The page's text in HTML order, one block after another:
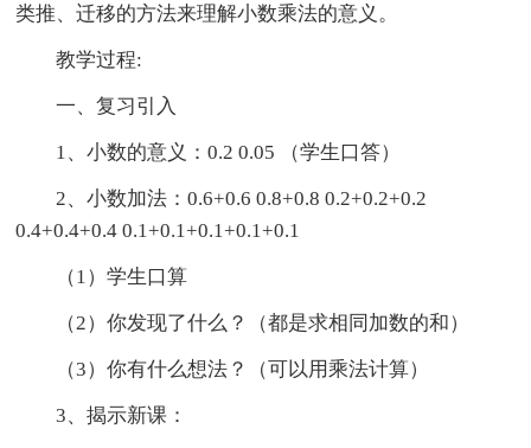
类推、迁移的方法来理解小数乘法的意义。
教学过程:
一、复习引入
1、小数的意义：0.2 0.05 （学生口答）
2、小数加法：0.6+0.6 0.8+0.8 0.2+0.2+0.2
0.4+0.4+0.4 0.1+0.1+0.1+0.1+0.1
（1）学生口算
（2）你发现了什么？（都是求相同加数的和）
（3）你有什么想法？（可以用乘法计算）
3、揭示新课：